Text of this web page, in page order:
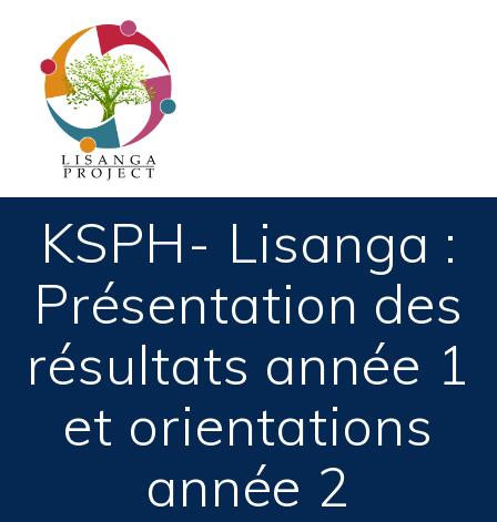
KSPH- Lisanga :
Présentation des
résultats année 1
et orientations
année 2